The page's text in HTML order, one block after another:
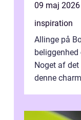
09 maj 2026
inspiration
Allinge på
Noget af
denne